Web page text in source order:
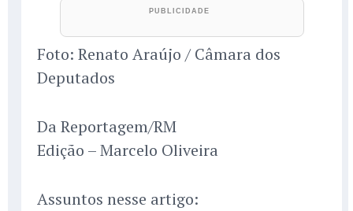
Foto: Renato Araújo / Câmara dos
Deputados
Da Reportagem/RM
Edição – Marcelo Oliveira
Assuntos nesse artigo: